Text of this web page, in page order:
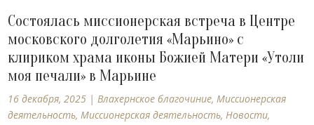
Состоялась миссионерская встреча в Центре
московского долголетия «Марьино» с
клириком храма иконы Божией Матери «Утоли
моя печали» в Марьине
16 декабря, 2025 | Влахернское благочиние, Миссионерская
деятельность, Миссионерская деятельность, Новости,